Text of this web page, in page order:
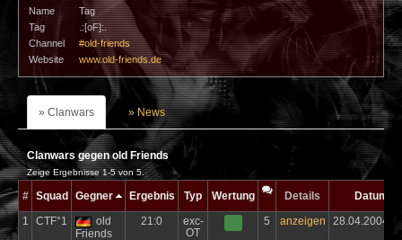
Clanwars
Forum
Impressum
Login
Name
Tag
Tag
.:[oF]:.
Channel
#old-friends
Website
www.old-friends.de
Clanwars News
Clanwars gegen old Friends
Zeige Ergebnisse 1-5 von 5.
# Squad Gegner Ergebnis Typ Wertung Details Datum
1 CTF°1
old
Friends
21:0
exc-
OT
5 anzeigen 28.04.2004